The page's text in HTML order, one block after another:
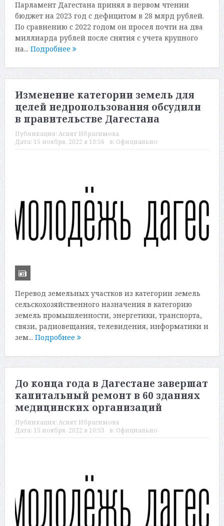
Парламент Дагестана принял в первом чтении
бюджет на 2023 год с дефицитом в 28 млрд рублей.
По сравнению с 2022 годом он просел почти на два
миллиарда рублей после снятия с учета крупного
на... Подробнее
Изменение категории земель для
целей недропользования обсудили
в правительстве Дагестана
Публикация: Асият Ибрагимова
Дата: 15 ноября, 2022 в 10:56 в: Официально
Перевод земельных участков из категории земель
сельскохозяйственного назначения в категорию
земель промышленности, энергетики, транспорта,
связи, радиовещания, телевидения, информатики и
зем... Подробнее
До конца года в Дагестане завершат
капитальный ремонт в 60 зданиях
медицинских организаций
Публикация: Асият Ибрагимова
Дата: 15 ноября, 2022 в 10:53 в: Официально